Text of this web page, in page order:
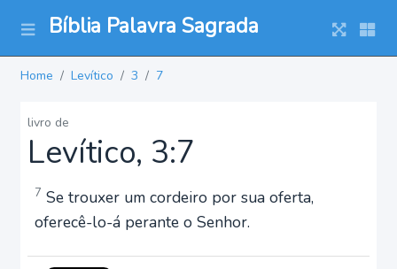
Bíblia Palavra Sagrada
Home Levítico 3 7
livro de
Levítico, 3:7
7 Se trouxer um cordeiro por sua oferta,
oferecê-lo-á perante o Senhor.